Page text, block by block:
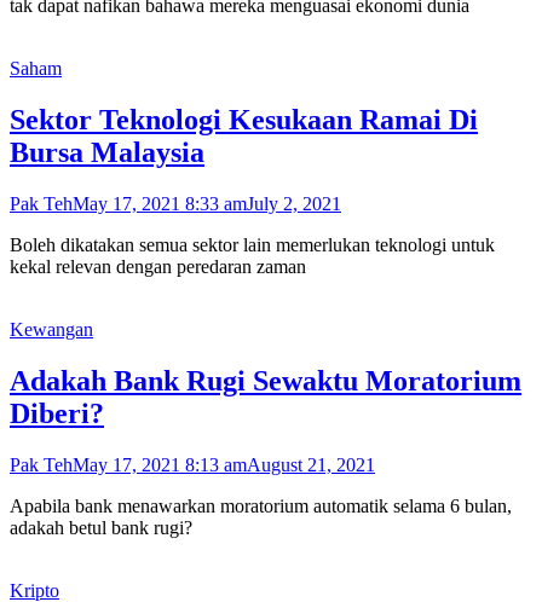
tak dapat nafikan bahawa mereka menguasai ekonomi dunia
Saham
Sektor Teknologi Kesukaan Ramai Di
Bursa Malaysia
Pak TehMay 17, 2021 8:33 amJuly 2, 2021
Boleh dikatakan semua sektor lain memerlukan teknologi untuk
kekal relevan dengan peredaran zaman
Kewangan
Adakah Bank Rugi Sewaktu Moratorium
Diberi?
Pak TehMay 17, 2021 8:13 amAugust 21, 2021
Apabila bank menawarkan moratorium automatik selama 6 bulan,
adakah betul bank rugi?
Kripto